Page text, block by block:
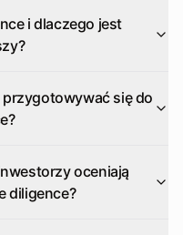
i dlaczego jest
się do
oceniają
diligence?